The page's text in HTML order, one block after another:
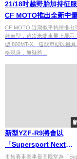
21/18吋越野胎加持征服
CF MOTO推出全新中
型800MT-X
CF MOTO 近期似乎持續推出
款車型，這次米蘭車展上展示
型 800MT-X。這款車型以極具
格現身，無疑將...
新型YZF-R9將會以
「Supersport Next
Generation」在
市售賽車賽事最高殿堂為「